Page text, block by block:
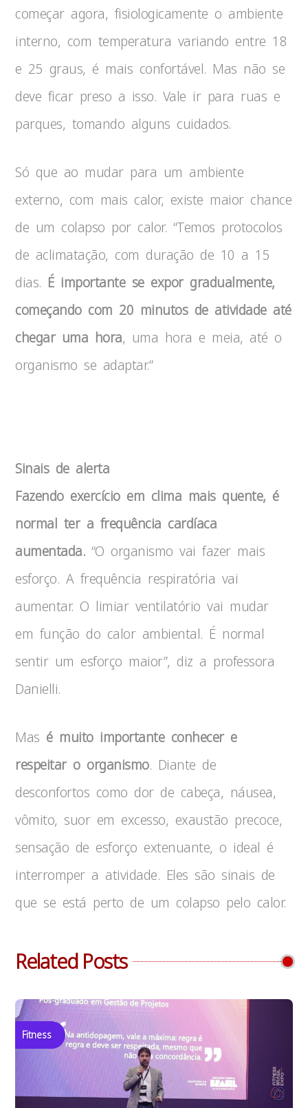
começar agora, fisiologicamente o ambiente
interno, com temperatura variando entre 18
e 25 graus, é mais confortável. Mas não se
deve ficar preso a isso. Vale ir para ruas e
parques, tomando alguns cuidados.
Só que ao mudar para um ambiente
externo, com mais calor, existe maior chance
de um colapso por calor. “Temos protocolos
de aclimatação, com duração de 10 a 15
dias. É importante se expor gradualmente,
começando com 20 minutos de atividade até
chegar uma hora, uma hora e meia, até o
organismo se adaptar.”
Sinais de alerta
Fazendo exercício em clima mais quente, é
normal ter a frequência cardíaca
aumentada.“O organismo vai fazer mais
esforço. A frequência respiratória vai
aumentar. O limiar ventilatório vai mudar
em função do calor ambiental. É normal
sentir um esforço maior”, diz a professora
Danielli.
Mas é muito importante conhecer e
respeitar o organismo. Diante de
desconfortos como dor de cabeça, náusea,
vômito, suor em excesso, exaustão precoce,
sensação de esforço extenuante, o ideal é
interromper a atividade. Eles são sinais de
que se está perto de um colapso pelo calor.
Related Posts
Fitness